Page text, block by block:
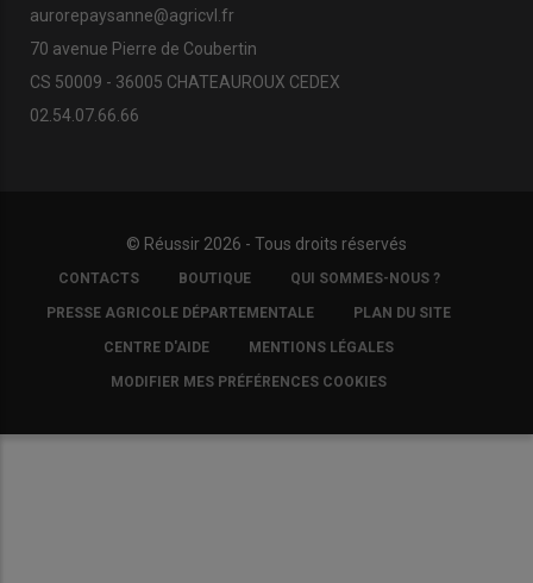
aurorepaysanne@agricvl.fr
70 avenue Pierre de Coubertin
CS 50009 - 36005 CHATEAUROUX CEDEX
02.54.07.66.66
© Réussir 2026 - Tous droits réservés
FOOTER
COPYRIGHT
CONTACTS BOUTIQUE QUI SOMMES-NOUS ?
PRESSE AGRICOLE DÉPARTEMENTALE PLAN DU SITE
CENTRE D'AIDE MENTIONS LÉGALES
MODIFIER MES PRÉFÉRENCES COOKIES